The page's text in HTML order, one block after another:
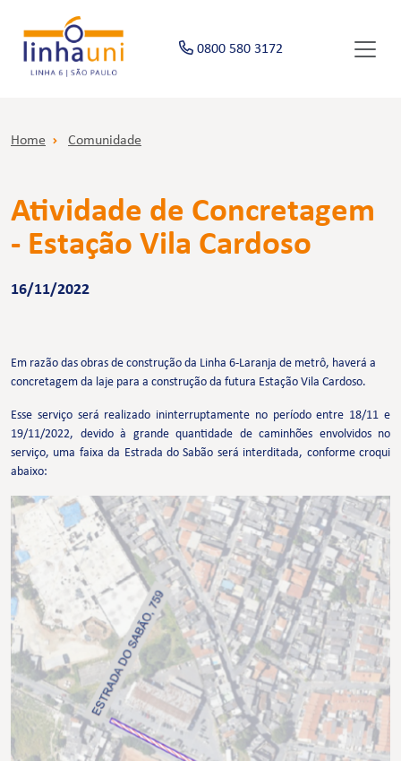
0800 580 3172
Home Comunidade
Atividade de Concretagem
- Estação Vila Cardoso
16/11/2022
Em razão das obras de construção da Linha 6-Laranja de metrô, haverá a
concretagem da laje para a construção da futura Estação Vila Cardoso.
Esse serviço será realizado ininterruptamente no período entre 18/11 e
19/11/2022, devido à grande quantidade de caminhões envolvidos no
serviço, uma faixa da Estrada do Sabão será interditada, conforme croqui
abaixo: